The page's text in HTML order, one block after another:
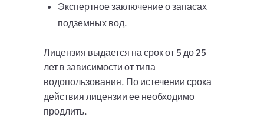
Экспертное заключение о запасах
подземных вод.
Лицензия выдается на срок от 5 до 25
лет в зависимости от типа
водопользования. По истечении срока
действия лицензии ее необходимо
продлить.